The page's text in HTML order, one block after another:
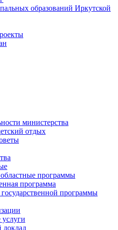
образований Иркутской
министерства
отдых
программы
программа
программы
услуги
доклад